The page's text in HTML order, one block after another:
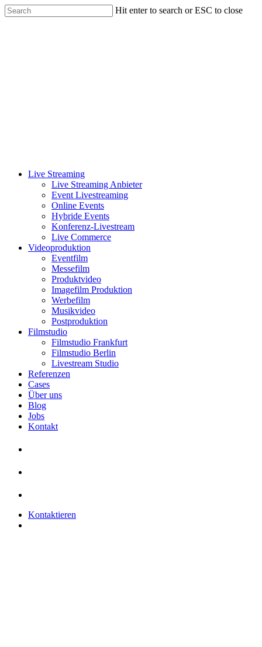
Skip
to
Hit enter to search or ESC to close
Menu
Live Streaming
Live Streaming Anbieter
Event Livestreaming
Online Events
Hybride Events
Konferenz-Livestream
Live Commerce
Videoproduktion
Eventfilm
Messefilm
Produktvideo
Imagefilm Produktion
Werbefilm
Musikvideo
Postproduktion
Filmstudio
Filmstudio Frankfurt
Filmstudio Berlin
Livestream Studio
Referenzen
Cases
Über uns
Blog
Jobs
Kontakt
Kontaktieren